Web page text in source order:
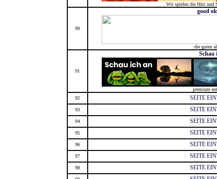
Wir spielen die Hits und
90
good
die guten
91
Schau
premium
92
SEITE
93 SEITE
94 SEITE
95 SEITE
96 SEITE
97 SEITE
98 SEITE